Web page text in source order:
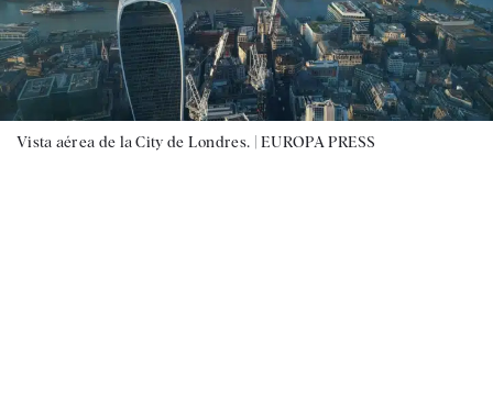
Vista aérea de la City de Londres. |EUROPA PRESS